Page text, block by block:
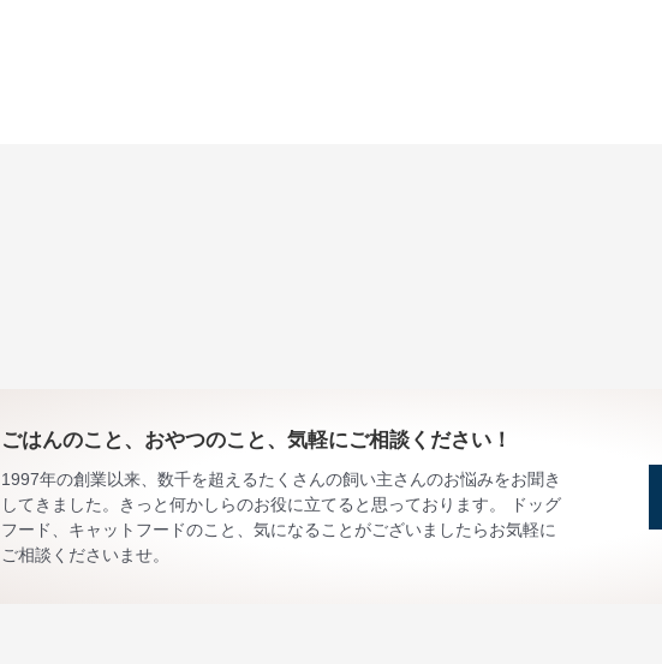
ごはんのこと、おやつのこと、気軽にご相談ください！
1997年の創業以来、数千を超えるたくさんの飼い主さんのお悩みをお聞き
してきました。きっと何かしらのお役に立てると思っております。 ドッグ
フード、キャットフードのこと、気になることがございましたらお気軽に
ご相談くださいませ。